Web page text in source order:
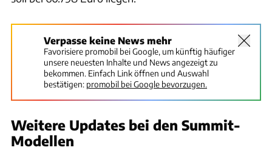
Verpasse keine News mehr
Favorisiere promobil bei Google, um künftig häufiger
unsere neuesten Inhalte und News angezeigt zu
bekommen. Einfach Link öffnen und Auswahl
bestätigen: promobil bei Google bevorzugen.
Weitere Updates bei den Summit-
Modellen